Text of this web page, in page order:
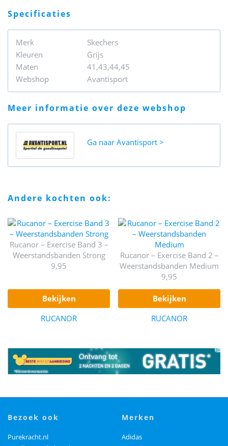
specificaties
Merk
Skechers
Kleuren
Grijs
Maten
41,43,44,45
Webshop
Avantisport
meer informatie over deze webshop
Ga naar Avantisport
andere kochten ook:
Rucanor – Exercise Band 3 –
Weerstandsbanden Strong
9,95
bekijken
RUCANOR
Rucanor – Exercise Band 2 –
Weerstandsbanden Medium
9,95
bekijken
RUCANOR
bezoek ook
Purekracht.nl
merken
Adidas